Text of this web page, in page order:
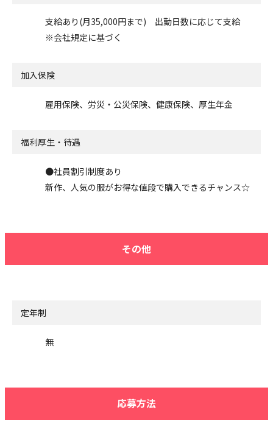
支給あり(月35,000円まで) 出勤日数に応じて支給
※会社規定に基づく
加入保険
雇用保険、労災・公災保険、健康保険、厚生年金
福利厚生・待遇
●社員割引制度あり
新作、人気の服がお得な値段で購入できるチャンス☆
その他
定年制
無
応募方法